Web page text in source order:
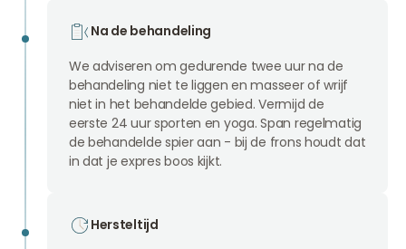
Na de behandeling
We adviseren om gedurende twee uur na de
behandeling niet te liggen en masseer of wrijf
niet in het behandelde gebied. Vermijd de
eerste 24 uur sporten en yoga. Span regelmatig
de behandelde spier aan - bij de frons houdt dat
in dat je expres boos kijkt.
Hersteltijd